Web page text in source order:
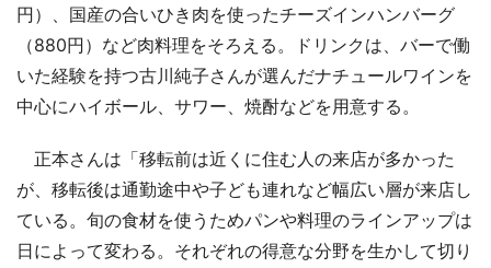
円）、国産の合いひき肉を使ったチーズインハンバーグ
（880円）など肉料理をそろえる。ドリンクは、バーで働
いた経験を持つ古川純子さんが選んだナチュールワインを
中心にハイボール、サワー、焼酎などを用意する。
正本さんは「移転前は近くに住む人の来店が多かった
が、移転後は通勤途中や子ども連れなど幅広い層が来店し
ている。旬の食材を使うためパンや料理のラインアップは
日によって変わる。それぞれの得意な分野を生かして切り